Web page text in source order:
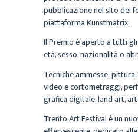
pubblicazione nel sito del
piattaforma Kunstmatrix.
Il Premio è aperto a tutti
età, sesso, nazionalità o
Tecniche ammesse:
video e cortometraggi,
grafica digitale, land art,
Trento Art Festival è un